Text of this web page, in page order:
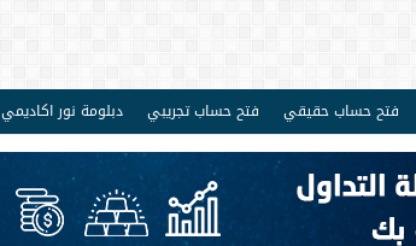
فتح حساب حقيقي فتح حساب تجريبي دبلومة نور اكاديمي